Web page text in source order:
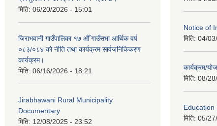
मिति: 06/20/2026 - 15:01
जिराभवानी गाउँपालिका १७ औँ गाउँसभा आर्थिक वर्ष
०८३/०८४ को नीति तथा कार्यक्रम सार्वजनिकिकरण
कार्यक्रम।
मिति: 06/16/2026 - 18:21
Jirabhawani Rural Municipality
Documentary
मिति: 12/08/2025 - 23:52
Notice of
मिति: 04/
कार्यक्रम/
मिति: 08/
Education
मिति: 05/